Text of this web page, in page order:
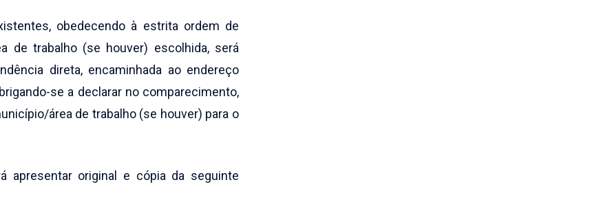
obedecendo à estrita ordem de
de trabalho (se houver) escolhida, será
direta, encaminhada ao endereço
se a declarar no comparecimento,
área de trabalho (se houver) para o
apresentar original e cópia da seguinte